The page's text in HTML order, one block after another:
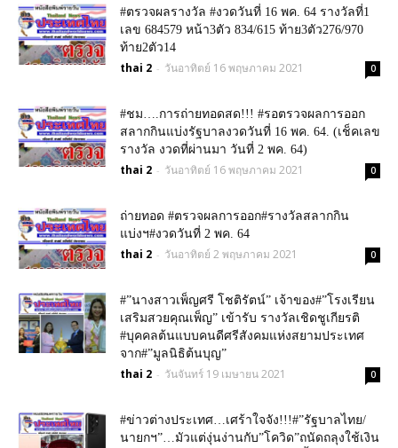
#ตรวจผลรางวัล #งวดวันที่ 16 พค. 64 รางวัลที่1
เลข 684579 หน้า3ตัว 834/615 ท้าย3ตัว276/970
ท้าย2ตัว14
thai 2 - วันอาทิตย์ 16 พฤษภาคม 2021 0
#ชม….การถ่ายทอดสด!!! #รอตรวจผลการออก
สลากกินแบ่งรัฐบาลงวดวันที่ 16 พค. 64. (เช็คเลข
รางวัล งวดที่ผ่านมา วันที่ 2 พค. 64)
thai 2 - วันอาทิตย์ 16 พฤษภาคม 2021 0
ถ่ายทอด #ตรวจผลการออก#รางวัลสลากกิน
แบ่งฯ#งวดวันที่ 2 พค. 64
thai 2 - วันอาทิตย์ 2 พฤษภาคม 2021 0
#”นางสาวเพ็ญศรี โชติรัตน์” เจ้าของ#”โรงเรียน
เสริมสวยคุณเพ็ญ” เข้ารับ รางวัลเชิดชูเกียรติ
#บุคคลต้นแบบคนดีศรีสังคมแห่งสยามประเทศ
จาก#”มูลนิธิต้นบุญ”
thai 2 - วันจันทร์ 19 เมษายน 2021 0
#ข่าวต่างประเทศ…เศร้าใจจัง!!!#”รัฐบาลไทย/
นายกฯ”…มัวแต่งุ่นง่านกับ”โควิด”ถนัดถลุงใช้เงิน